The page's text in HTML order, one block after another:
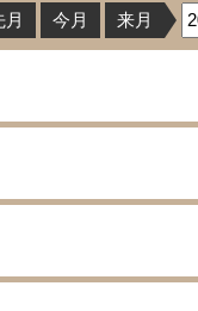
月 今月 来月